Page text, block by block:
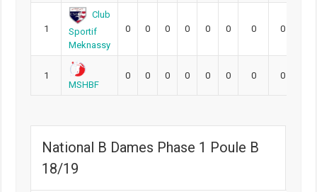
1
Club
Sportif
Meknassy
0 0 0 0 0 0 0 0
1
MSHBF
0 0 0 0 0 0 0 0
National B Dames Phase 1 Poule B
18/19